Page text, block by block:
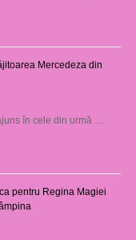
Mercedeza din
în cele din urmă …
pentru Regina Magiei